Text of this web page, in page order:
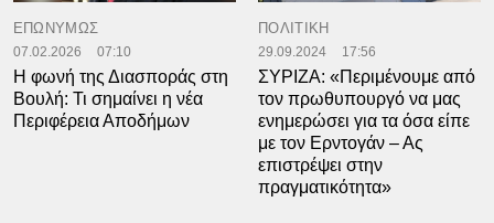
ΕΠΩΝΥΜΩΣ
07.02.2026 07:10
Η φωνή της Διασποράς στη
Βουλή: Τι σημαίνει η νέα
Περιφέρεια Αποδήμων
ΠΟΛΙΤΙΚΗ
29.09.2024 17:56
ΣΥΡΙΖΑ: «Περιμένουμε από
τον πρωθυπουργό να μας
ενημερώσει για τα όσα είπε
με τον Ερντογάν – Ας
επιστρέψει στην
πραγματικότητα»